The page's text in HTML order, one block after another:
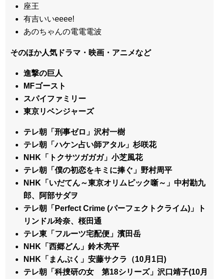
座王
有吉いいeeee!
あのちゃんの電電電波
そのほか人気ドラマ・映画・アニメなど
進撃の巨人
MFゴースト
スパイファミリー
東京リベンジャーズ
テレ朝「刑事ゼロ」沢村一樹
テレ朝「ハケン占い師アタル」杉咲花
NHK「トクサツガガガ」小芝風花
テレ朝「僕の初恋をキミに捧ぐ」野村周平
NHK「いだてん～東京オリムピック噺～」中村勘九
郎、阿部サダヲ
テレ朝「Perfect Crime (パーフェクトクライム)」ト
リンドル玲奈、桜田通
テレ東「フルーツ宅配便」濱田岳
NHK「西郷どん」鈴木亮平
NHK「まんぷく」安藤サクラ（10月1日)
テレ朝「科捜研の女 第18シリーズ」沢口靖子(10月